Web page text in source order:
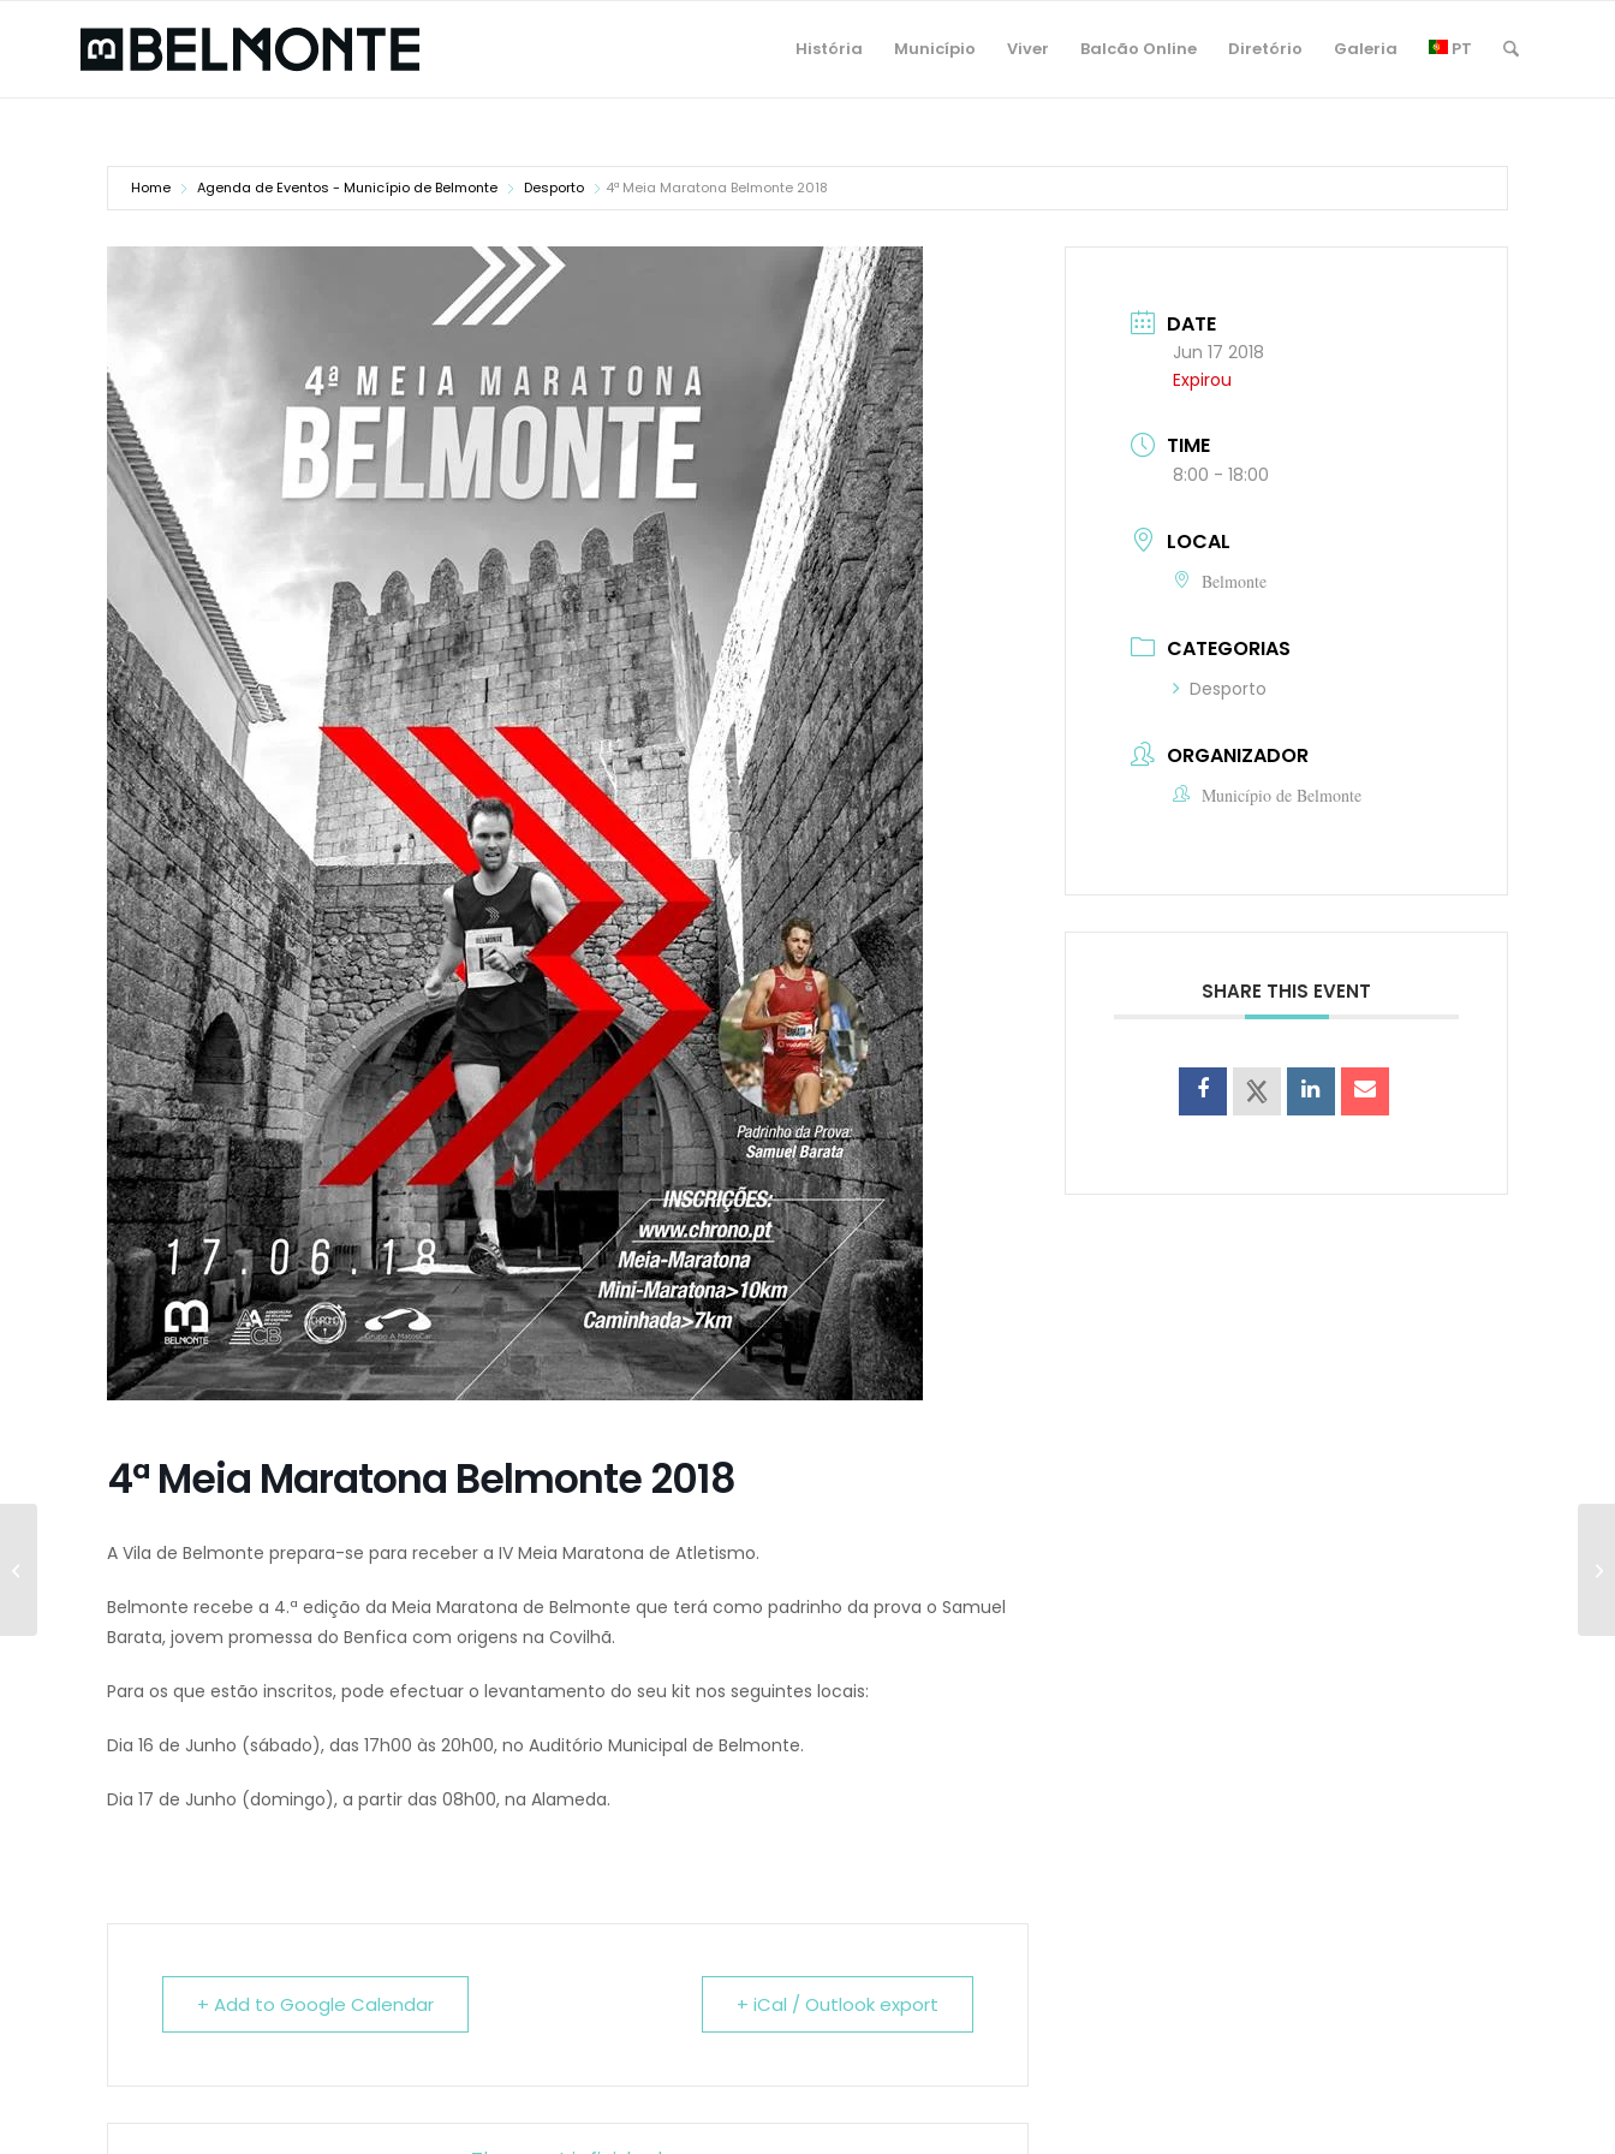
História Município Viver Balcão Online Diretório Galeria PT
Home Agenda de Eventos - Município de Belmonte Desporto 4ª Meia Maratona Belmonte 2018
4ª Meia Maratona Belmonte 2018
A Vila de Belmonte prepara-se para receber a IV Meia Maratona de Atletismo.
Belmonte recebe a 4.ª edição da Meia Maratona de Belmonte que terá como padrinho da prova o Samuel
Barata, jovem promessa do Benfica com origens na Covilhã.
Para os que estão inscritos, pode efectuar o levantamento do seu kit nos seguintes locais:
Dia 16 de Junho (sábado), das 17h00 às 20h00, no Auditório Municipal de Belmonte.
Dia 17 de Junho (domingo), a partir das 08h00, na Alameda.
+ Add to Google Calendar + iCal / Outlook export
DATE
Jun 17 2018
Expirou
TIME
8:00 - 18:00
LOCAL
Belmonte
CATEGORIAS
Desporto
ORGANIZADOR
Município de Belmonte
SHARE THIS EVENT
Cantar e Dizer Abril